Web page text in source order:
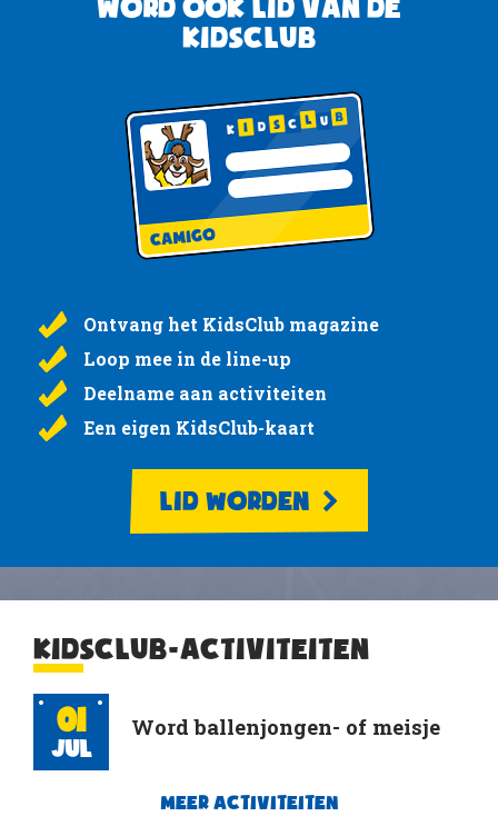
Word ook lid van de
KidsClub
Ontvang het KidsClub magazine
Loop mee in de line-up
Deelname aan activiteiten
Een eigen KidsClub-kaart
LID WORDEN
KIDSCLUB-ACTIVITEITEN
01
Jul
Word ballenjongen- of meisje
MEER ACTIVITEITEN